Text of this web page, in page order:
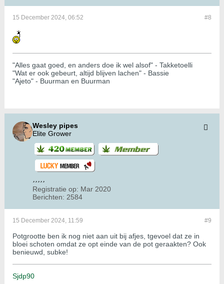
#8
15 December 2024, 06:52
"Alles gaat goed, en anders doe ik wel alsof" - Takketoelli
"Wat er ook gebeurt, altijd blijven lachen" - Bassie
"Ajeto" - Buurman en Buurman
Wesley pipes
Elite Grower
Registratie op: Mar 2020
Berichten: 2584
#9
15 December 2024, 11:59
Potgrootte ben ik nog niet aan uit bij afjes, tgevoel dat ze in
bloei schoten omdat ze opt einde van de pot geraakten? Ook
benieuwd, subke!
Sjdp90